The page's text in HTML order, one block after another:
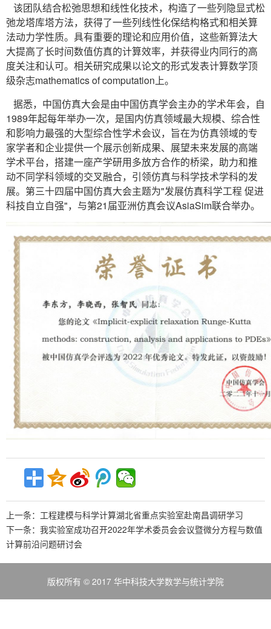
该团队结合松弛思想和线性化技术，构造了一些列隐显式松
弛龙塔库塔方法，获得了一些列线性化保结构格式和相关算
法动力学性质。具有重要的理论和应用价值，这些新算法大
大提高了长时间数值仿真的计算效率，并获得业内同行的高
度关注和认可。相关研究成果以论文的形式发表计算数学顶
级杂志mathematics of computation上。
据悉，中国仿真大会是由中国仿真学会主办的学术年会，自
1989年起每年举办一次，是国内仿真领域最大规模、综合性
和影响力最强的大型综合性学术会议，旨在为仿真领域的专
家学者和企业提供一个展示创新成果、展望未来发展的高端
学术平台，搭建一座产学研用多放方合作的桥梁，助力和推
动不同学科领域的交叉融合，引领仿真与科学技术学科的发
展。第三十四届中国仿真大会主题为"发展仿真科学工程 促进
科技自立自强"，与第21届亚洲仿真会议AsiaSim联合举办。
上一条： 工程建模与科学计算湖北省重点实验室赴南昌调研学习
下一条： 我实验室成功召开2022年学术委员会会议暨微分方程与数值
计算前沿问题研讨会
版权所有 © 2017 华中科技大学数学与统计学院